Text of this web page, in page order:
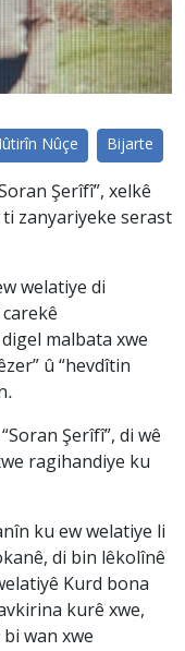
Nûçe Bijarte
Şerîfî”, xelkê
zanyariyeke serast
welatiye di
malbata xwe
û “hevdîtin
Şerîfî”, di wê
ragihandiye ku
ku ew welatiye li
di bin lêkolînê
Kurd bona
kurê xwe,
wan xwe